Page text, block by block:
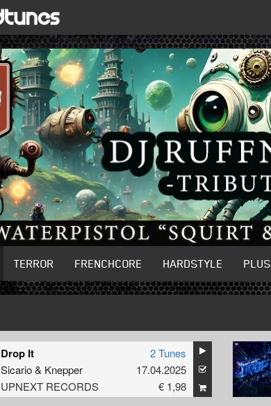
TERROR FRENCHCORE HARDSTYLE PLUS
Drop It
Sicario& Knepper
UPNEXT RECORDS
2 Tunes
17.04.2025
€ 1,98